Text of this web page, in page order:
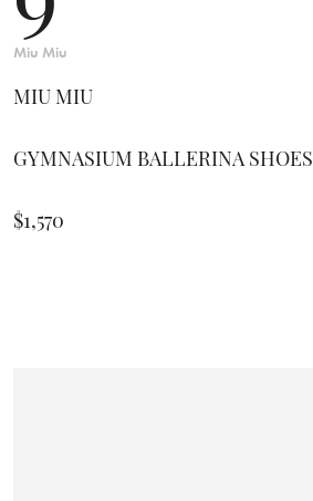
Miu Miu
MIU MIU
GYMNASIUM BALLERINA SHOES
$1,570